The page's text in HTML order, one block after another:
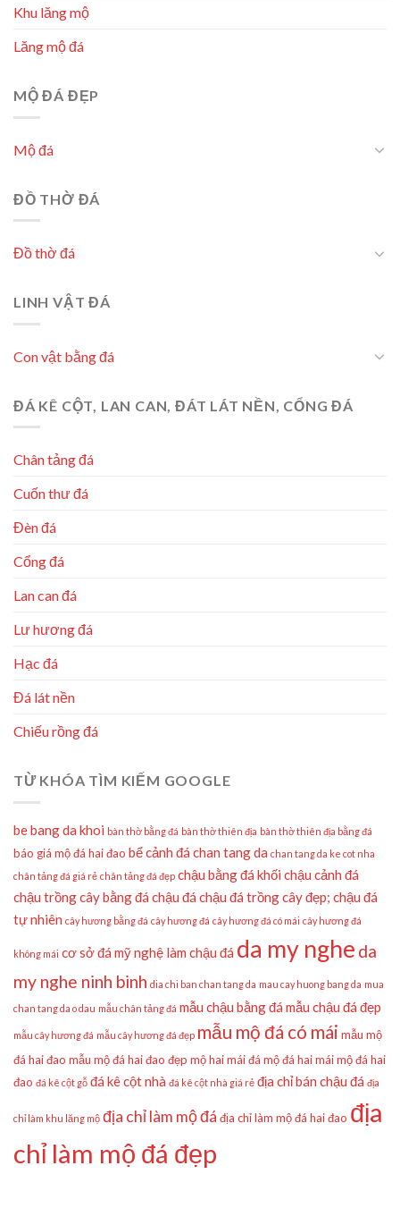
Khu lăng mộ
Lăng mộ đá
MỘ ĐÁ ĐẸP
Mộ đá
ĐỒ THỜ ĐÁ
Đồ thờ đá
LINH VẬT ĐÁ
Con vật bằng đá
ĐÁ KÊ CỘT, LAN CAN, ĐÁT LÁT NỀN, CỔNG ĐÁ
Chân tảng đá
Cuốn thư đá
Đèn đá
Cổng đá
Lan can đá
Lư hương đá
Hạc đá
Đá lát nền
Chiếu rồng đá
TỪ KHÓA TÌM KIẾM GOOGLE
be bang da khoi bàn thờ bằng đá bàn thờ thiên địa bàn thờ thiên địa bằng đá
báo giá mộ đá hai đao bể cảnh đá chan tang da chan tang da ke cot nha
chân tảng đá giá rẻ chân tảng đá đẹp chậu bằng đá khối chậu cảnh đá
chậu trồng cây bằng đá chậu đá chậu đá trồng cây đẹp; chậu đá
tự nhiên cây hương bằng đá cây hương đá cây hương đá có mái cây hương đá
không mái cơ sở đá mỹ nghệ làm chậu đá da my nghe da
my nghe ninh binh dia chi ban chan tang da mau cay huong bang da mua
chan tang da o dau mẫu chân tảng đá mẫu chậu bằng đá mẫu chậu đá đẹp
mẫu cây hương đá mẫu cây hương đá đẹp mẫu mộ đá có mái mẫu mộ
đá hai đao mẫu mộ đá hai đao đẹp mộ hai mái đá mộ đá hai máimộ đá hai
đao đá kê cột gỗ đá kê cột nhà đá kê cột nhà giá rẻ địa chỉ bán chậu đá địa
chỉ làm khu lăng mộ địa chỉ làm mộ đá địa chỉ làm mộ đá hai đao địa
chỉ làm mộ đá đẹp